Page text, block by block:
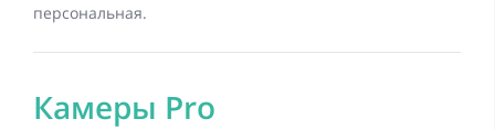
персональная.
Камеры Pro